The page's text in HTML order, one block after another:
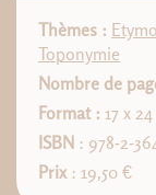
Thèmes :
Toponymie
Nombre de
Format : 17 x
ISBN : 978-2-
Prix : 19,50 €